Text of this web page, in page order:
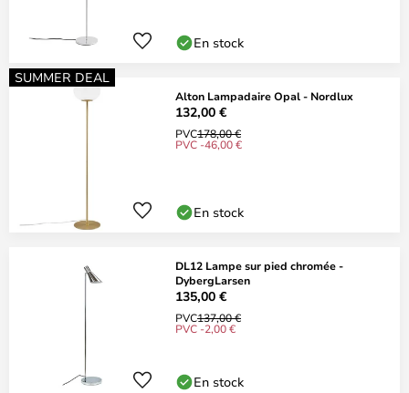
En stock
SUMMER DEAL
Alton Lampadaire Opal - Nordlux
132,00 €
PVC178,00 €
PVC -46,00 €
En stock
DL12 Lampe sur pied chromée -
DybergLarsen
135,00 €
PVC137,00 €
PVC -2,00 €
En stock